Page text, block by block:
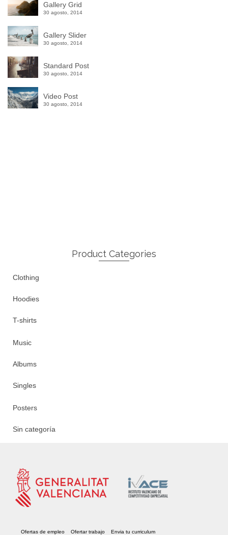
Gallery Grid
30 agosto, 2014
Gallery Slider
30 agosto, 2014
Standard Post
30 agosto, 2014
Video Post
30 agosto, 2014
Product Categories
Clothing
Hoodies
T-shirts
Music
Albums
Singles
Posters
Sin categoría
Ofertas de empleo Ofertar trabajo Envia tu curriculum